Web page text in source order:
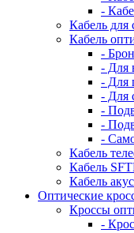
-
Кабель для
Кабель
-
- Для
- Для
- Для
-
-
-
Кабель
Кабель
Кабель
Оптические
Кроссы
-